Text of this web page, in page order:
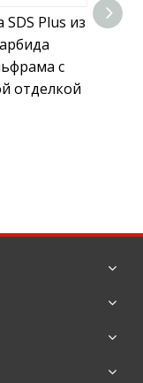
SDS Plus из
с
отделкой